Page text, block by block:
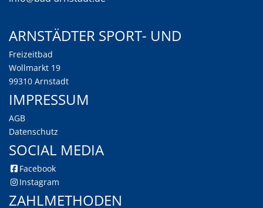
Arnstädter Sport- und
Freizeitbad
Wollmarkt 19
99310 Arnstadt
Impressum
AGB
Datenschutz
Social Media
Facebook
Instagram
Zahlmethoden